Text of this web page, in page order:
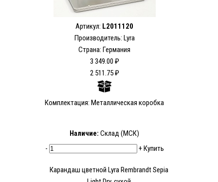
Артикул: L2011120
Производитель: Lyra
Страна: Германия
3 349.00 ₽
2 511.75 ₽
Комплектация: Металлическая коробка
Наличие: Склад (МСК)
-
+Купить
Карандаш цветной Lyra Rembrandt Sepia